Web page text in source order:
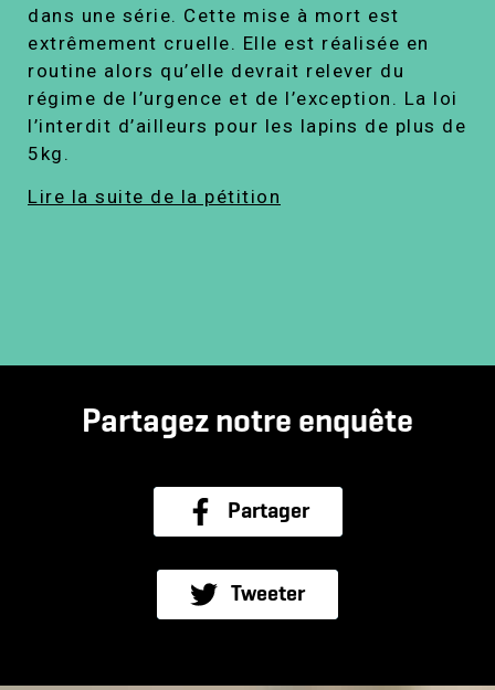
dans une série. Cette mise à mort est
extrêmement cruelle. Elle est réalisée en
routine alors qu’elle devrait relever du
régime de l’urgence et de l’exception. La loi
l’interdit d’ailleurs pour les lapins de plus de
5kg.
Lire la suite de la pétition
Partagez notre enquête
Partager
Tweeter